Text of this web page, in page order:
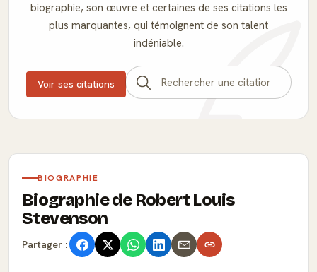
biographie, son œuvre et certaines de ses citations les
plus marquantes, qui témoignent de son talent
indéniable.
Voir ses citations
BIOGRAPHIE
Biographie de Robert Louis
Stevenson
Partager :